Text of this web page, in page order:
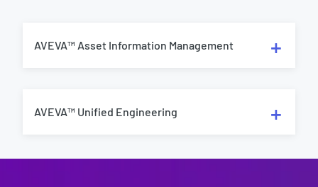
AVEVA™ Asset Information Management
AVEVA™ Unified Engineering